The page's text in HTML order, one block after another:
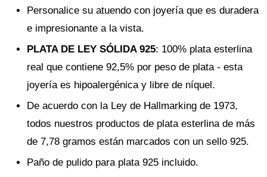
Personalice su atuendo con joyería que es duradera
e impresionante a la vista.
PLATA DE LEY SÓLIDA 925: 100% plata esterlina
real que contiene 92,5% por peso de plata - esta
joyería es hipoalergénica y libre de níquel.
De acuerdo con la Ley de Hallmarking de 1973,
todos nuestros productos de plata esterlina de más
de 7,78 gramos están marcados con un sello 925.
Paño de pulido para plata 925 incluido.